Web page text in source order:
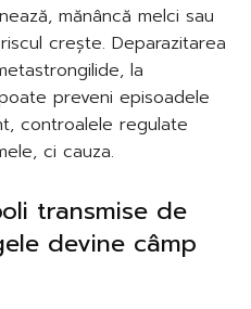
mănâncă melci sau
crește. Deparazitarea
la
preveni episoadele
controalele regulate
ci cauza.
transmise de
devine câmp